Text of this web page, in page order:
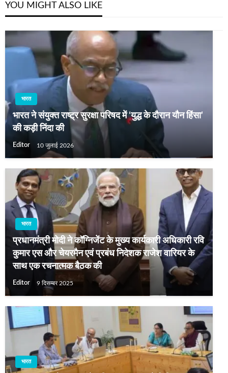
YOU MIGHT ALSO LIKE
भारत
भारत ने संयुक्त राष्ट्र सुरक्षा परिषद में ‘युद्ध के दौरान यौन हिंसा’
की कड़ी निंदा की
Editor 10 जुलाई 2026
भारत
प्रधानमंत्री मोदी ने कॉग्निजेंट के मुख्य कार्यकारी अधिकारी रवि
कुमार एस और चेयरमैन एवं प्रबंध निदेशक राजेश वारियर के
साथ एक रचनात्मक बैठक की
Editor 9 दिसम्बर 2025
भारत